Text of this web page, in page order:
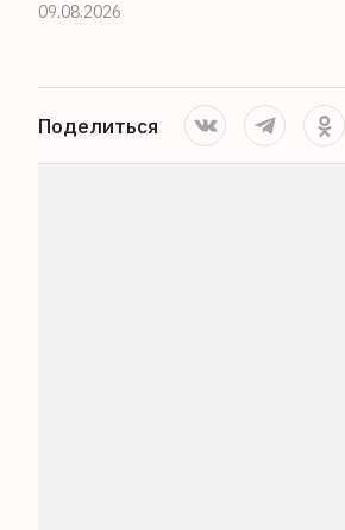
09.08.2026
Поделиться